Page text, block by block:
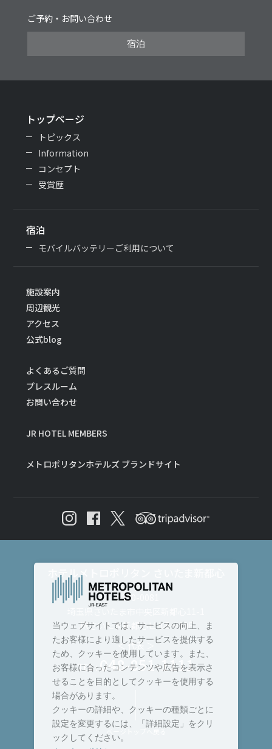
ご予約・お問い合わせ
宿泊
トップページ
トピックス
Information
コンセプト
受賞歴
宿泊
モバイルバッテリーご利用について
施設案内
周辺観光
アクセス
公式blog
よくあるご質問
プレスルーム
お問い合わせ
JR HOTEL MEMBERS
メトロポリタンホテルズ ブランドサイト
ホテルメトロポリタン さいたま新都心
〒330-0081
JRさいたま新都心ビル5～10F
＜ 代表 ＞
TEL :048-851-1111
当ウェブサイトでは、サービスの向上、ま
たお客様により適したサービスを提供する
ため、クッキーを使用しています。また、
お客様に合ったコンテンツや広告を表示さ
せることを目的としてクッキーを使用する
場合があります。
クッキーの詳細や、クッキーの種類ごとに
設定を変更するには、「詳細設定」をクリ
ックしてください。